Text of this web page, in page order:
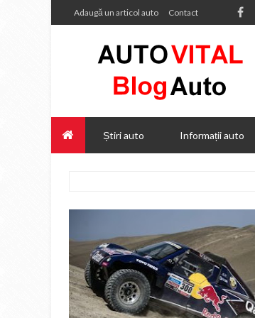
Adaugă un articol auto Contact
Știri auto Informații auto